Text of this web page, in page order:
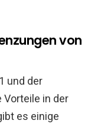
von
und der
in der
es einige